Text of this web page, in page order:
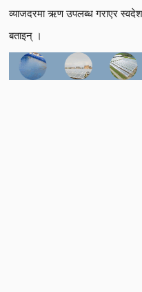
व्याजदरमा ऋण उपलब्ध गराएर
बताइन् ।